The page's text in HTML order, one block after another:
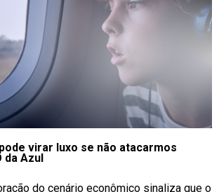
virar luxo se não atacarmos
da Azul
do cenário econômico sinaliza que o